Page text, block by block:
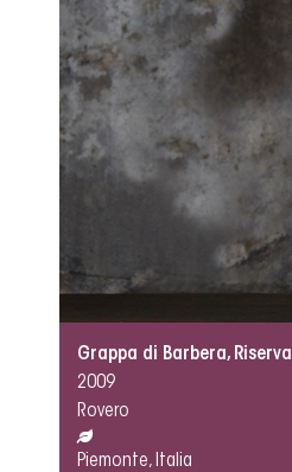
Grappa di Barbera, Riserva
2009
Rovero
Piemonte, Italia